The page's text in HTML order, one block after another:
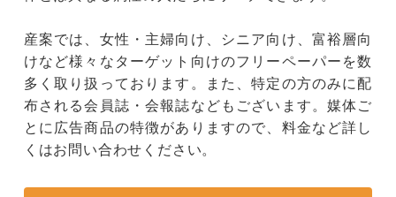
産案では、女性・主婦向け、シニア向け、富裕層向
けなど様々なターゲット向けのフリーペーパーを数
多く取り扱っております。また、特定の方のみに配
布される会員誌・会報誌などもございます。媒体ご
とに広告商品の特徴がありますので、料金など詳し
くはお問い合わせください。